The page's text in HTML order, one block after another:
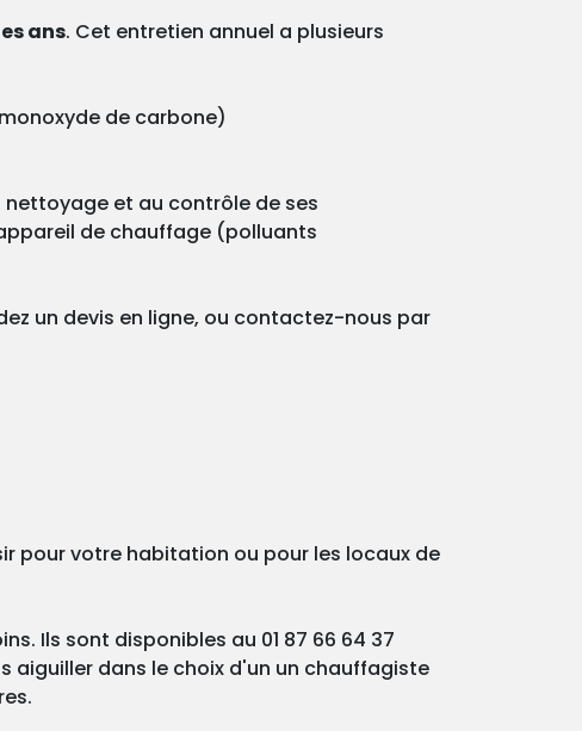
ans. Cet entretien annuel a plusieurs
de carbone)
et au contrôle de ses
de chauffage (polluants
un devis en ligne, ou contactez-nous par
pour votre habitation ou pour les locaux de
Ils sont disponibles au 01 87 66 64 37
aiguiller dans le choix d'un un chauffagiste